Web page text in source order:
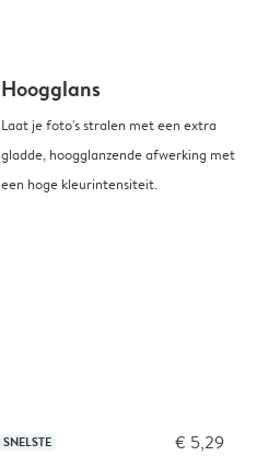
Hoogglans
Laat je foto's stralen met een extra
gladde, hoogglanzende afwerking met
een hoge kleurintensiteit.
SNELSTE € 5,29